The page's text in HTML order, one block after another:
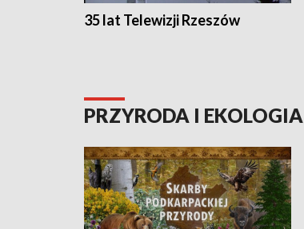
35 lat Telewizji Rzeszów
PRZYRODA I EKOLOGIA